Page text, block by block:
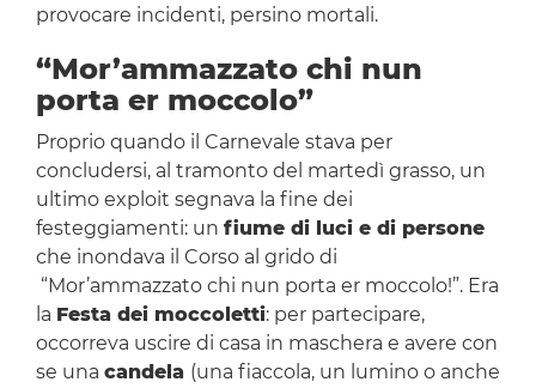
provocare incidenti, persino mortali.
“Mor’ammazzato chi nun
porta er moccolo”
Proprio quando il Carnevale stava per
concludersi, al tramonto del martedì grasso, un
ultimo exploit segnava la fine dei
festeggiamenti: un fiume di luci e di persone
che inondava il Corso al grido di
“Mor’ammazzato chi nun porta er moccolo!”. Era
la Festa dei moccoletti: per partecipare,
occorreva uscire di casa in maschera e avere con
se una candela (una fiaccola, un lumino o anche